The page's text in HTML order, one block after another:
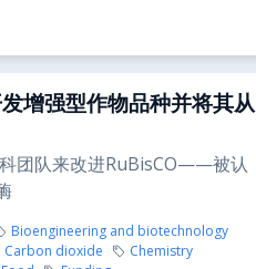
增强型作物品种并将其从
团队来改进RuBisCO——被认
Bioengineering and biotechnology
Carbon dioxide
Chemistry